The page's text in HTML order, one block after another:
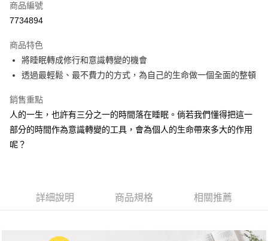
LINE Pay
街口支付
悠遊付
ATM付款
運送方式
宅配
商品編號
7734894
商品特色
將睡眠轉成修行和意識轉變的機會
透過最輕鬆、最不費力的方式，為自己的生命做一個全面的整頓
銷售重點
人的一生，也許有三分之一的時間落在睡眠。倘若我們懂得把這一
部分的時間作為意識轉變的工具，會為個人的生命帶來多大的作用
呢？
詳細說明 商品規格 相關推薦